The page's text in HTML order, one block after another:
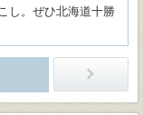
し。ぜひ北海道十勝